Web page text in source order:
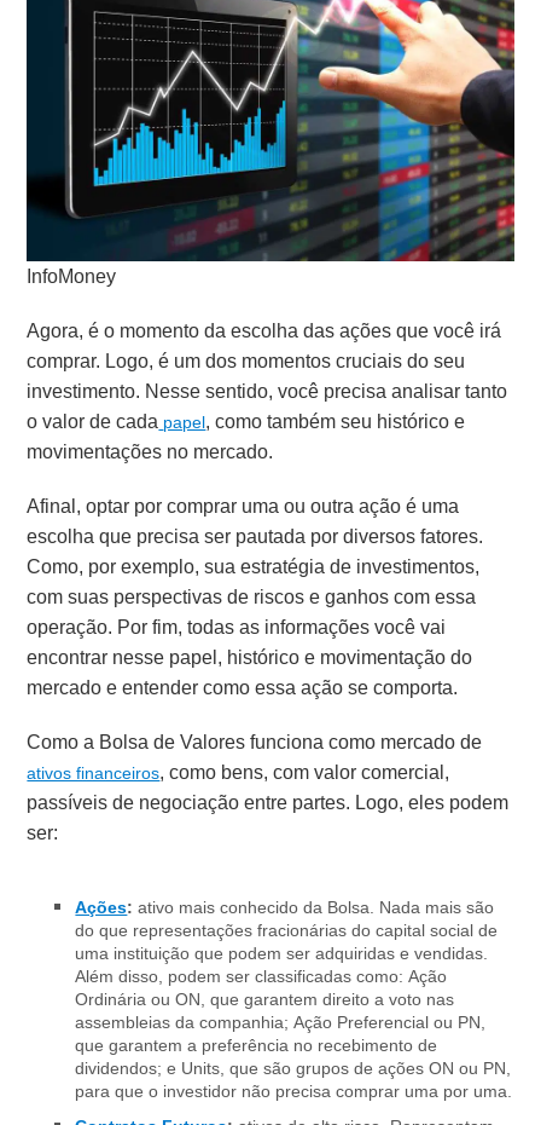
InfoMoney
Agora, é o momento da escolha das ações que você irá
comprar. Logo, é um dos momentos cruciais do seu
investimento. Nesse sentido, você precisa analisar tanto
o valor de cada papel, como também seu histórico e
movimentações no mercado.
Afinal, optar por comprar uma ou outra ação é uma
escolha que precisa ser pautada por diversos fatores.
Como, por exemplo, sua estratégia de investimentos,
com suas perspectivas de riscos e ganhos com essa
operação. Por fim, todas as informações você vai
encontrar nesse papel, histórico e movimentação do
mercado e entender como essa ação se comporta.
Como a Bolsa de Valores funciona como mercado de
ativos financeiros, como bens, com valor comercial,
passíveis de negociação entre partes. Logo, eles podem
ser:
Ações: ativo mais conhecido da Bolsa. Nada mais são
do que representações fracionárias do capital social de
uma instituição que podem ser adquiridas e vendidas.
Além disso, podem ser classificadas como: Ação
Ordinária ou ON, que garantem direito a voto nas
assembleias da companhia; Ação Preferencial ou PN,
que garantem a preferência no recebimento de
dividendos; e Units, que são grupos de ações ON ou PN,
para que o investidor não precisa comprar uma por uma.